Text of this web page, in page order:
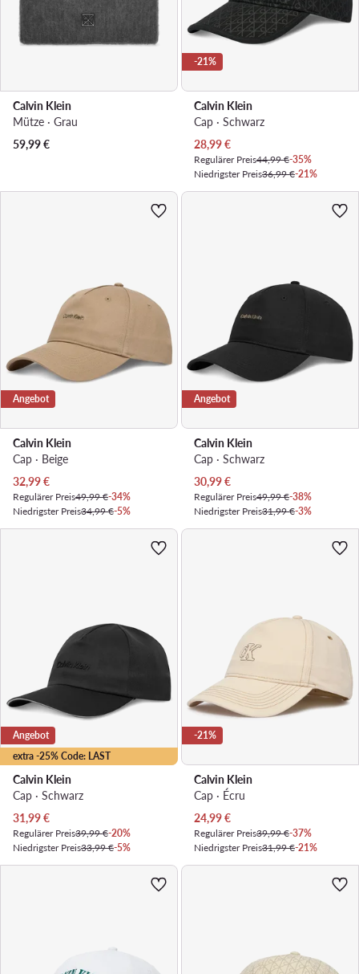
Calvin Klein
Mütze · Grau
59,99€
-21%
Calvin Klein
Cap · Schwarz
Aktueller Preis
28,99€
Regulärer Preis44,99 €-35%
Niedrigster Preis36,99 €-21%
Angebot
Calvin Klein
Cap · Beige
Aktueller Preis
32,99€
Regulärer Preis49,99 €-34%
Niedrigster Preis34,99 €-5%
Angebot
Calvin Klein
Cap · Schwarz
Aktueller Preis
30,99€
Regulärer Preis49,99 €-38%
Niedrigster Preis31,99 €-3%
extra -25% Code: LAST
Angebot
Calvin Klein
Cap · Schwarz
Aktueller Preis
31,99€
Regulärer Preis39,99 €-20%
Niedrigster Preis33,99 €-5%
-21%
Calvin Klein
Cap · Écru
Aktueller Preis
24,99€
Regulärer Preis39,99 €-37%
Niedrigster Preis31,99 €-21%